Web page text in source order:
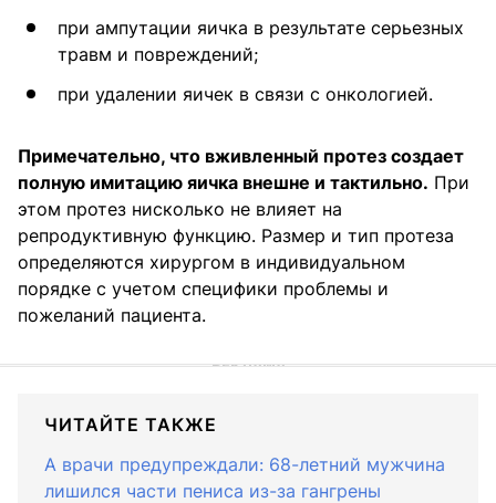
при ампутации яичка в результате серьезных
травм и повреждений;
при удалении яичек в связи с онкологией.
Примечательно, что вживленный протез создает
полную имитацию яичка внешне и тактильно. При
этом протез нисколько не влияет на
репродуктивную функцию. Размер и тип протеза
определяются хирургом в индивидуальном
порядке с учетом специфики проблемы и
пожеланий пациента.
ЧИТАЙТЕ ТАКЖЕ
А врачи предупреждали: 68-летний мужчина
лишился части пениса из-за гангрены